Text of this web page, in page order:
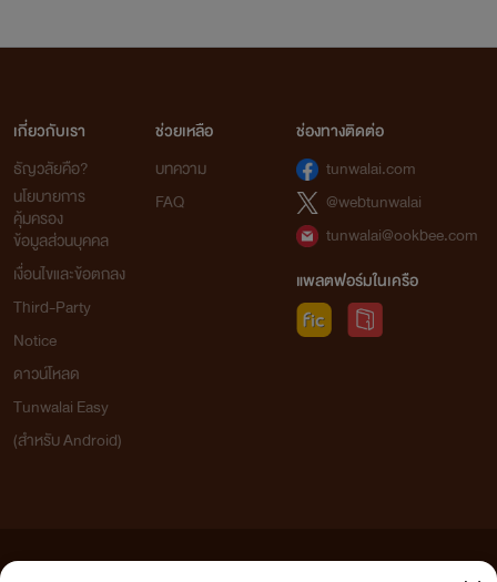
เกี่ยวกับเรา
ธัญวลัยคือ?
นโยบายการ
คุ้มครอง
ข้อมูลส่วนบุคคล
เงื่อนไขและข้อตกลง
Third-Party
Notice
ดาวน์โหลด
Tunwalai Easy
(สำหรับ Android)
ช่วยเหลือ
บทความ
FAQ
ช่องทางติดต่อ
tunwalai.com
@webtunwalai
tunwalai@ookbee.com
แพลตฟอร์มในเครือ